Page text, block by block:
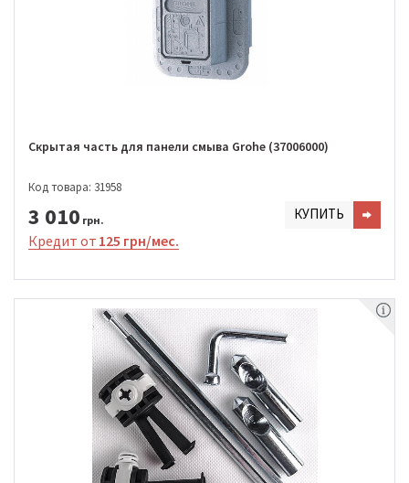
Скрытая часть для панели смыва Grohe (37006000)
Код товара: 31958
3 010 грн. КУПИТЬ
Кредит от 125 грн/мес.